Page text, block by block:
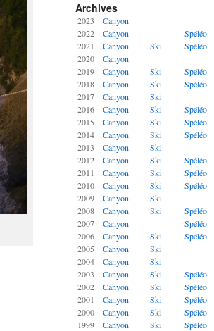
Archives
2023
Canyon
2022
Canyon
Spéléo
2021
Canyon Ski
Spéléo
2020
Canyon
2019
Canyon Ski
Spéléo
2018
Canyon Ski
Spéléo
2017
Canyon
Ski
2016
Canyon Ski
Spéléo
2015
Canyon Ski
Spéléo
2014
Canyon Ski
Spéléo
2013
Canyon
Ski
2012
Canyon Ski
Spéléo
2011
Canyon Ski
Spéléo
2010
Canyon Ski
Spéléo
2009
Canyon
Ski
2008
Canyon Ski
Spéléo
2007
Canyon
Spéléo
2006
Canyon Ski
Spéléo
2005
Canyon
Ski
2004
Canyon
Ski
2003
Canyon Ski
Spéléo
2002
Canyon Ski
Spéléo
2001
Canyon Ski
Spéléo
2000
Canyon Ski
Spéléo
1999
Canyon Ski
Spéléo